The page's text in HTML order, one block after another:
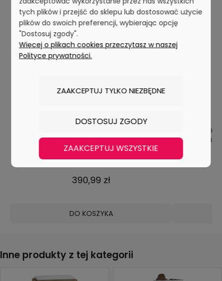
NOWOŚCI
Szuflada Półki Do Biura Pokoju
0 ocen
390,99 zł
DO KOSZYKA
Toaletka
Inne produkty z tej kategorii
tych plików i przejść do sklepu lub dostosować użycie
plików do swoich preferencji, wybierając opcję
"Dostosuj zgody".
Więcej o plikach cookies przeczytasz w naszej
Polityce prywatności.
ZAAKCEPTUJ TYLKO NIEZBĘDNE
DOSTOSUJ ZGODY
ZAAKCEPTUJ WSZYSTKIE